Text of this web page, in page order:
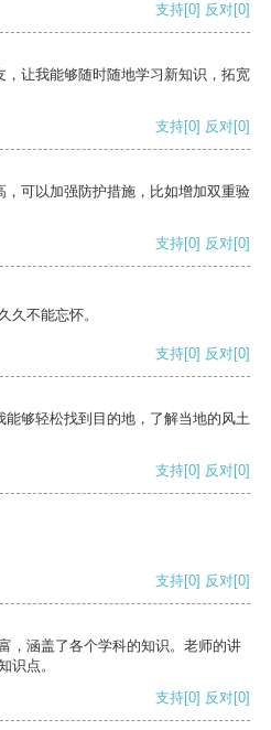
支持[0] 反对[0]
让我能够随时随地学习新知识，拓宽
支持[0] 反对[0]
可以加强防护措施，比如增加双重验
支持[0] 反对[0]
久不能忘怀。
支持[0] 反对[0]
够轻松找到目的地，了解当地的风土
支持[0] 反对[0]
支持[0] 反对[0]
，涵盖了各个学科的知识。老师的讲
识点。
支持[0] 反对[0]